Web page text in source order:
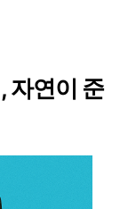
,자연이 준